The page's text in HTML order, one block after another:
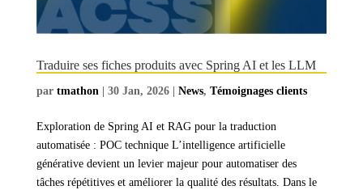
Traduire ses fiches produits avec Spring AI et les LLM
par tmathon| 30 Jan, 2026| News, Témoignages clients
Exploration de Spring AI et RAG pour la traduction
automatisée : POC technique L’intelligence artificielle
générative devient un levier majeur pour automatiser des
tâches répétitives et améliorer la qualité des résultats. Dans le